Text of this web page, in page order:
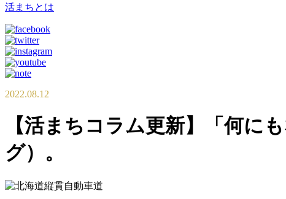
活まちとは
2022.08.12
【活まちコラム更新】「何に
グ）。